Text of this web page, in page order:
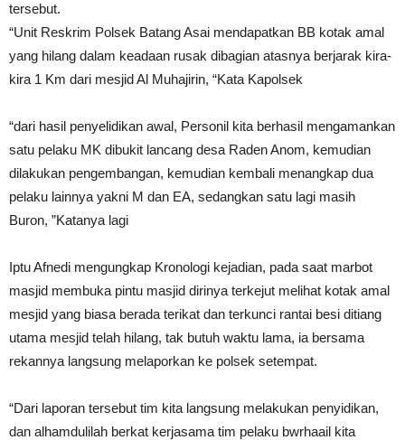
tersebut.
“Unit Reskrim Polsek Batang Asai mendapatkan BB kotak amal
yang hilang dalam keadaan rusak dibagian atasnya berjarak kira-
kira 1 Km dari mesjid Al Muhajirin, “Kata Kapolsek
“dari hasil penyelidikan awal, Personil kita berhasil mengamankan
satu pelaku MK dibukit lancang desa Raden Anom, kemudian
dilakukan pengembangan, kemudian kembali menangkap dua
pelaku lainnya yakni M dan EA, sedangkan satu lagi masih
Buron, ”Katanya lagi
Iptu Afnedi mengungkap Kronologi kejadian, pada saat marbot
masjid membuka pintu masjid dirinya terkejut melihat kotak amal
mesjid yang biasa berada terikat dan terkunci rantai besi ditiang
utama mesjid telah hilang, tak butuh waktu lama, ia bersama
rekannya langsung melaporkan ke polsek setempat.
“Dari laporan tersebut tim kita langsung melakukan penyidikan,
dan alhamdulilah berkat kerjasama tim pelaku bwrhaail kita